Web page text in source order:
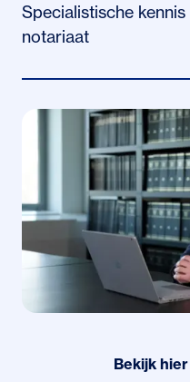
Specialistische
notariaat
Bekijk